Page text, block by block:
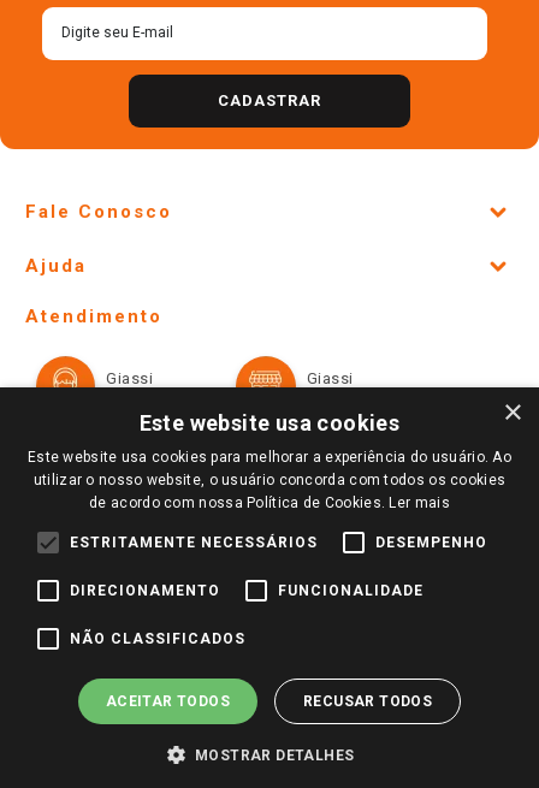
CADASTRAR
Fale Conosco
Lojas Físicas e Horários
Ofertas
Televendas
Notícias
Perguntas frequentes
Identidade Visual
Ajuda
Formas de Pagamento
Trocas e Devoluções
Atendimento
Giassi
Giassi
Redes Sociais
Pagamento e Segurança
×
Este website usa cookies
Este website usa cookies para melhorar a experiência do usuário. Ao
utilizar o nosso website, o usuário concorda com todos os cookies
de acordo com nossa Política de Cookies. Ler mais
ESTRITAMENTE NECESSÁRIOS DESEMPENHO
DIRECIONAMENTO FUNCIONALIDADE
NÃO CLASSIFICADOS
ACEITAR TODOS RECUSAR TODOS
MOSTRAR DETALHES